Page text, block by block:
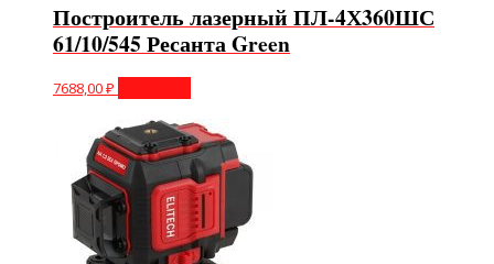
Построитель лазерный ПЛ-4Х360ШС
61/10/545 Ресанта Green
7688,00₽